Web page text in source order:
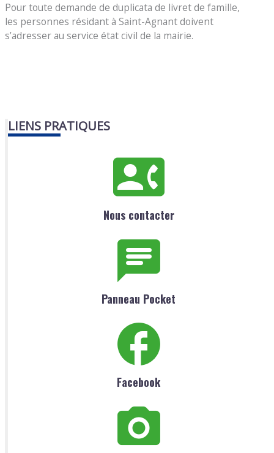
Pour toute demande de duplicata de livret de famille,
les personnes résidant à Saint-Agnant doivent
s’adresser au service état civil de la mairie.
LIENS PRATIQUES
Nous contacter
Panneau Pocket
Facebook